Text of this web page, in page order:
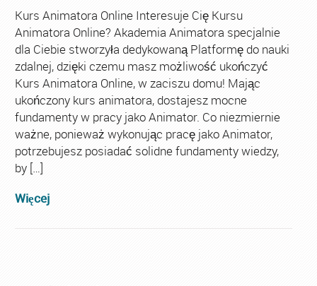
Kurs Animatora Online Interesuje Cię Kursu
Animatora Online? Akademia Animatora specjalnie
dla Ciebie stworzyła dedykowaną Platformę do nauki
zdalnej, dzięki czemu masz możliwość ukończyć
Kurs Animatora Online, w zaciszu domu! Mając
ukończony kurs animatora, dostajesz mocne
fundamenty w pracy jako Animator. Co niezmiernie
ważne, ponieważ wykonując pracę jako Animator,
potrzebujesz posiadać solidne fundamenty wiedzy,
by […]
Więcej